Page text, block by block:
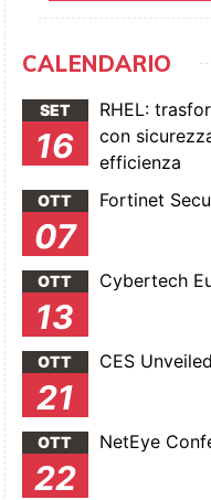
CALENDARIO
SET
16
RHEL:
con
efficienza
OTT
07
Fortinet
OTT
13
Cybertech
OTT
21
CES
OTT
22
NetEye